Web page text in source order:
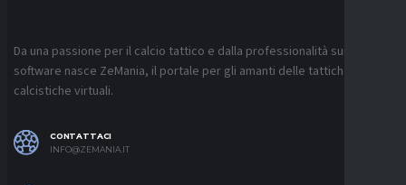
Da una passione per il calcio tattico e dalla professionalità sui
software nasce ZeMania, il portale per gli amanti delle tattiche
calcistiche virtuali.
CONTATTACI
INFO@ZEMANIA.IT